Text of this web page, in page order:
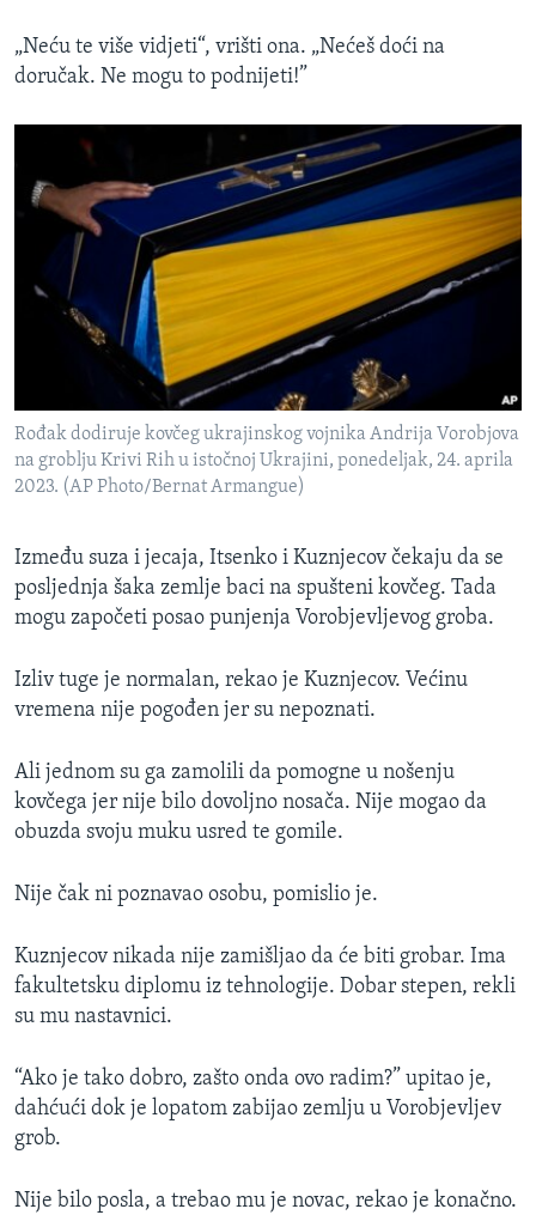
„Neću te više vidjeti“, vrišti ona. „Nećeš doći na
doručak. Ne mogu to podnijeti!”
Rođak dodiruje kovčeg ukrajinskog vojnika Andrija Vorobjova
na groblju Krivi Rih u istočnoj Ukrajini, ponedeljak, 24. aprila
2023. (AP Photo/Bernat Armangue)
Između suza i jecaja, Itsenko i Kuznjecov čekaju da se
posljednja šaka zemlje baci na spušteni kovčeg. Tada
mogu započeti posao punjenja Vorobjevljevog groba.
Izliv tuge je normalan, rekao je Kuznjecov. Većinu
vremena nije pogođen jer su nepoznati.
Ali jednom su ga zamolili da pomogne u nošenju
kovčega jer nije bilo dovoljno nosača. Nije mogao da
obuzda svoju muku usred te gomile.
Nije čak ni poznavao osobu, pomislio je.
Kuznjecov nikada nije zamišljao da će biti grobar. Ima
fakultetsku diplomu iz tehnologije. Dobar stepen, rekli
su mu nastavnici.
“Ako je tako dobro, zašto onda ovo radim?” upitao je,
dahćući dok je lopatom zabijao zemlju u Vorobjevljev
grob.
Nije bilo posla, a trebao mu je novac, rekao je konačno.